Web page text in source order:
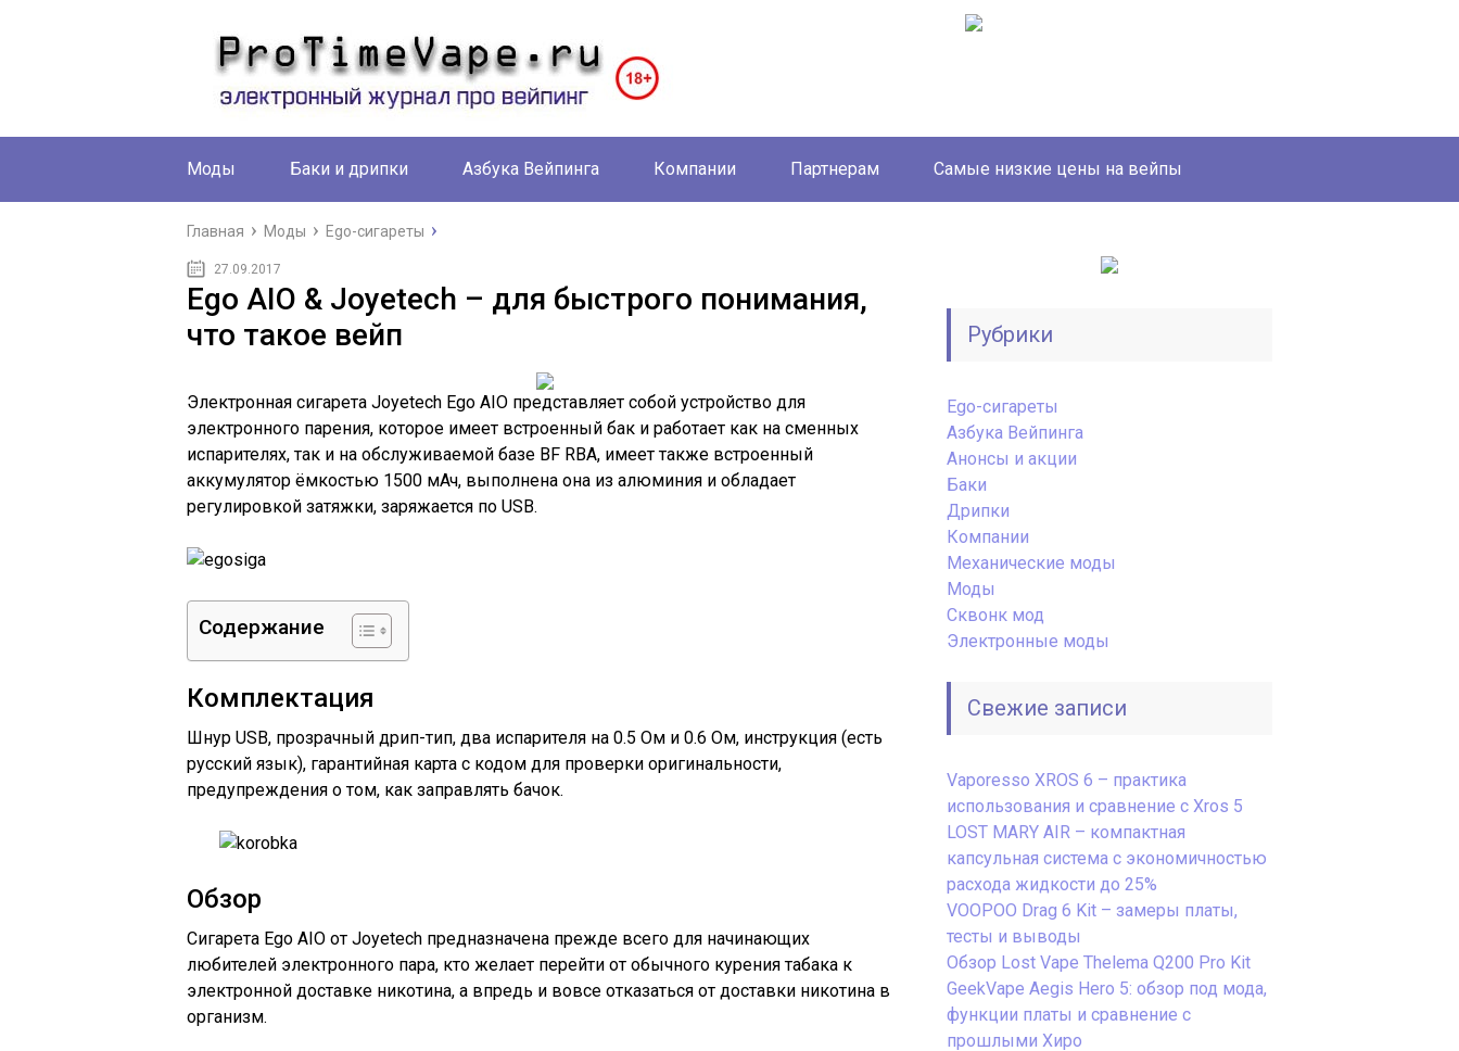
Моды Баки и дрипки Азбука Вейпинга Компании Партнерам Самые низкие цены на вейпы
Главная Моды Ego-сигареты
27.09.2017
Ego AIO & Joyetech – для быстрого понимания,
что такое вейп
Электронная сигарета Joyetech Ego AIO представляет собой устройство для
электронного парения, которое имеет встроенный бак и работает как на сменных
испарителях, так и на обслуживаемой базе BF RBA, имеет также встроенный
аккумулятор ёмкостью 1500 мАч, выполнена она из алюминия и обладает
регулировкой затяжки, заряжается по USB.
Содержание
Комплектация
Шнур USB, прозрачный дрип-тип, два испарителя на 0.5 Ом и 0.6 Ом, инструкция (есть
русский язык), гарантийная карта с кодом для проверки оригинальности,
предупреждения о том, как заправлять бачок.
Обзор
Сигарета Ego AIO от Joyetech предназначена прежде всего для начинающих
любителей электронного пара, кто желает перейти от обычного курения табака к
электронной доставке никотина, а впредь и вовсе отказаться от доставки никотина в
организм.
Рубрики
Ego-сигареты
Азбука Вейпинга
Анонсы и акции
Баки
Дрипки
Компании
Механические моды
Моды
Сквонк мод
Электронные моды
Свежие записи
Vaporesso XROS 6 – практика
использования и сравнение с Xros 5
LOST MARY AIR – компактная
капсульная система с экономичностью
расхода жидкости до 25%
VOOPOO Drag 6 Kit – замеры платы,
тесты и выводы
Обзор Lost Vape Thelema Q200 Pro Kit
GeekVape Aegis Hero 5: обзор под мода,
функции платы и сравнение с
прошлыми Хиро